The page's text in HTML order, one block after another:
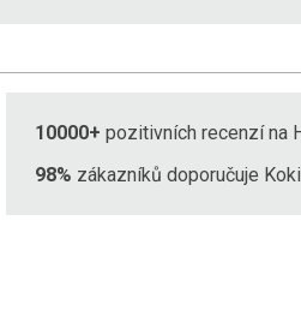
10000+ pozitivních recenzí na
98% zákazníků doporučuje